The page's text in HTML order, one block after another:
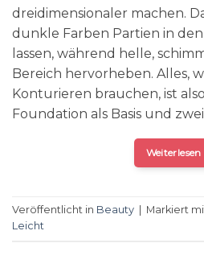
dreidimensionaler machen.
dunkle Farben Partien in
lassen, während helle,
Bereich hervorheben. Alles,
Konturieren brauchen, ist
Foundation als Basis und
Weiterlesen
Veröffentlicht in Beauty Markiert
Leicht